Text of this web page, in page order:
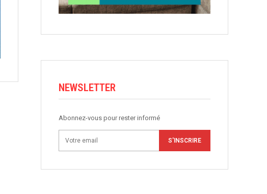
NEWSLETTER
Abonnez-vous pour rester informé
S'INSCRIRE